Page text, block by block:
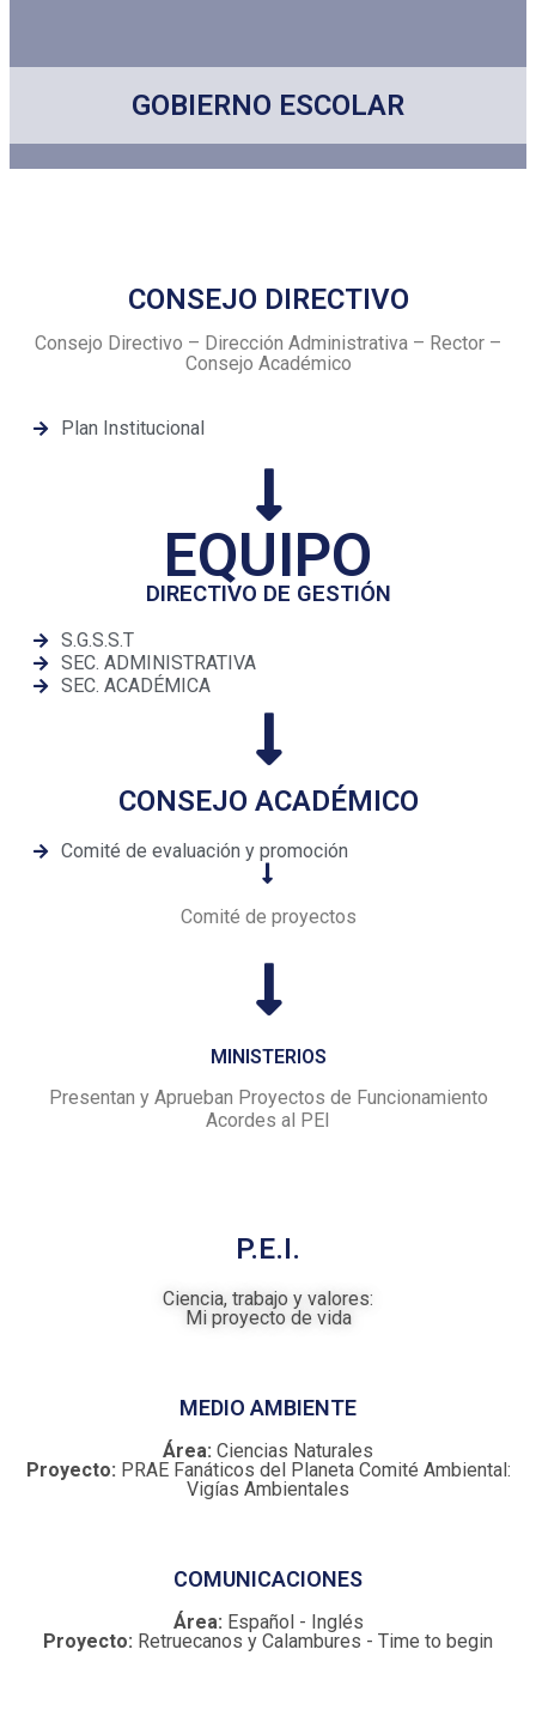
GOBIERNO ESCOLAR
CONSEJO DIRECTIVO
Consejo Directivo – Dirección Administrativa – Rector –
Consejo Académico
Plan Institucional
EQUIPO
DIRECTIVO DE GESTIÓN
S.G.S.S.T
SEC. ADMINISTRATIVA
SEC. ACADÉMICA
CONSEJO ACADÉMICO
Comité de evaluación y promoción
Comité de proyectos
MINISTERIOS
Presentan y Aprueban Proyectos de Funcionamiento
Acordes al PEI
P.E.I.
Ciencia, trabajo y valores:
Mi proyecto de vida
MEDIO AMBIENTE
Área: Ciencias Naturales
Proyecto: PRAE Fanáticos del Planeta Comité Ambiental:
Vigías Ambientales
COMUNICACIONES
Área: Español - Inglés
Proyecto: Retruecanos y Calambures - Time to begin